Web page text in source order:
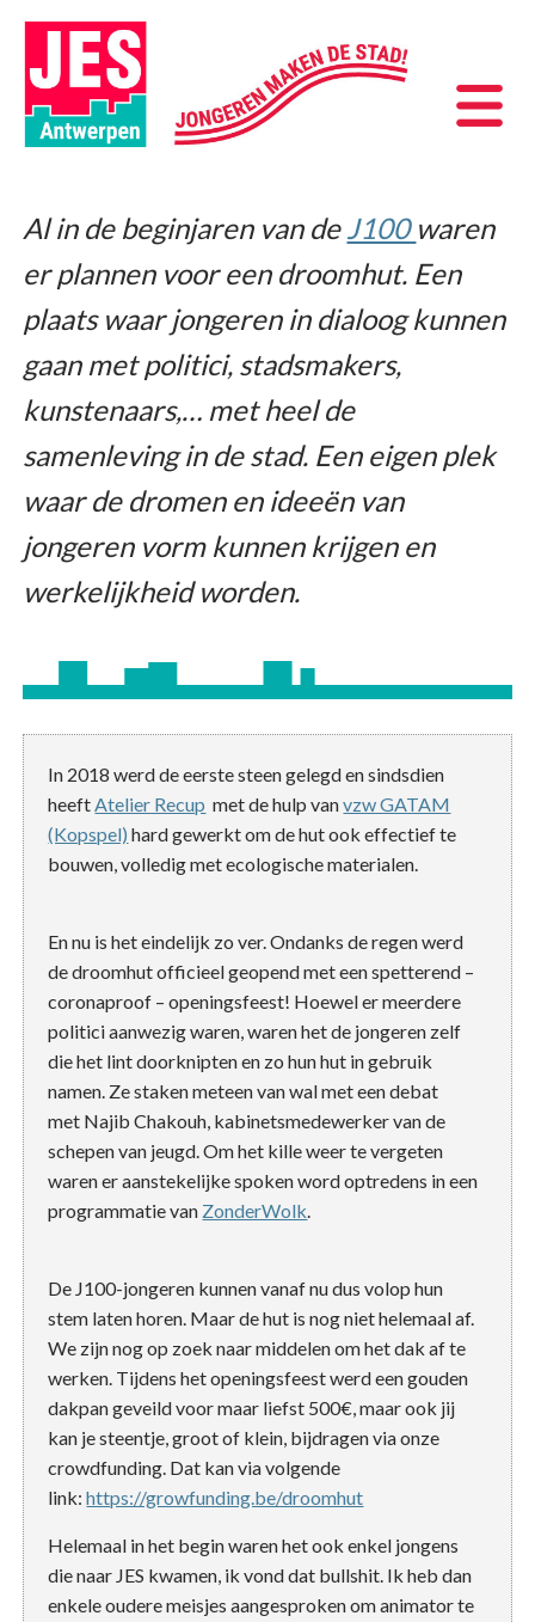
Al in de beginjaren van deJ100 waren
er plannen voor een droomhut. Een
plaats waar jongeren in dialoog kunnen
gaan met politici, stadsmakers,
kunstenaars,… met heel de
samenleving in de stad. Een eigen plek
waar de dromen en ideeën van
jongeren vorm kunnen krijgen en
werkelijkheid worden.
In 2018 werd de eerste steen gelegd en sindsdien
heeftAtelier Recup met de hulp vanvzw GATAM
(Kopspel) hard gewerkt om de hut ook effectief te
bouwen, volledig met ecologische materialen.
En nu is het eindelijk zo ver. Ondanks de regen werd
de droomhut officieel geopend met een spetterend –
coronaproof – openingsfeest! Hoewel er meerdere
politici aanwezig waren, waren het de jongeren zelf
die het lint doorknipten en zo hun hut in gebruik
namen. Ze staken meteen van wal met een debat
met Najib Chakouh, kabinetsmedewerker van de
schepen van jeugd. Om het kille weer te vergeten
waren er aanstekelijke spoken word optredens in een
programmatie van ZonderWolk.
De J100-jongeren kunnen vanaf nu dus volop hun
stem laten horen. Maar de hut is nog niet helemaal af.
We zijn nog op zoek naar middelen om het dak af te
werken. Tijdens het openingsfeest werd een gouden
dakpan geveild voor maar liefst 500€, maar ook jij
kan je steentje, groot of klein, bijdragen via onze
crowdfunding. Dat kan via volgende
link:https://growfunding.be/droomhut
Helemaal in het begin waren het ook enkel jongens
die naar JES kwamen, ik vond dat bullshit. Ik heb dan
enkele oudere meisjes aangesproken om animator te